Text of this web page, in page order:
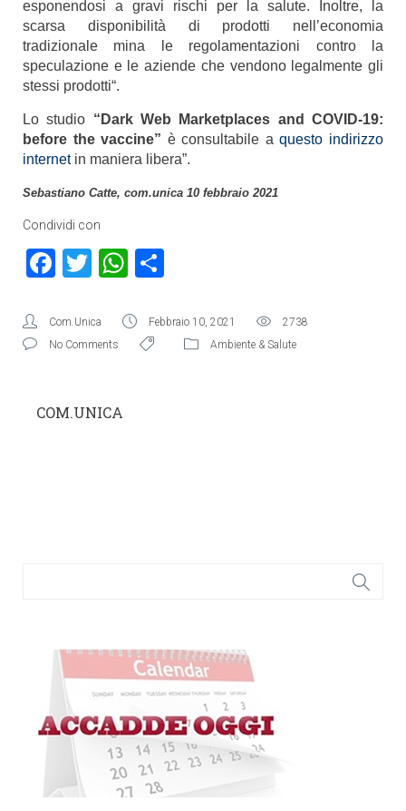
esponendosi a gravi rischi per la salute. Inoltre, la
scarsa disponibilità di prodotti nell’economia
tradizionale mina le regolamentazioni contro la
speculazione e le aziende che vendono legalmente gli
stessi prodotti“.
Lo studio “Dark Web Marketplaces and COVID-19:
before the vaccine” è consultabile a questo indirizzo
internet in maniera libera”.
Sebastiano Catte, com.unica 10 febbraio 2021
Condividi con
Facebook
TwitterWhatsApp
Com.Unica Febbraio 10, 2021
2738
No Comments
Ambiente & Salute
COM.UNICA